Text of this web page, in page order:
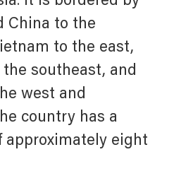
China to the
to the east,
southeast, and
west and
country has a
approximately eight